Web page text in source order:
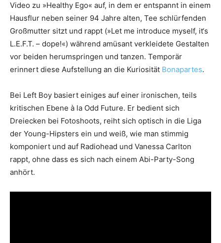
Video zu »Healthy Ego« auf, in dem er entspannt in einem
Hausflur neben seiner 94 Jahre alten, Tee schlürfenden
Großmutter sitzt und rappt (»Let me introduce myself, it‘s
L.E.F.T. – dope!«) während amüsant verkleidete Gestalten
vor beiden herumspringen und tanzen. Temporär
erinnert diese Aufstellung an die Kuriosität Bonapartes.
Bei Left Boy basiert einiges auf einer ironischen, teils
kritischen Ebene à la Odd Future. Er bedient sich
Dreiecken bei Fotoshoots, reiht sich optisch in die Liga
der Young-Hipsters ein und weiß, wie man stimmig
komponiert und auf Radiohead und Vanessa Carlton
rappt, ohne dass es sich nach einem Abi-Party-Song
anhört.